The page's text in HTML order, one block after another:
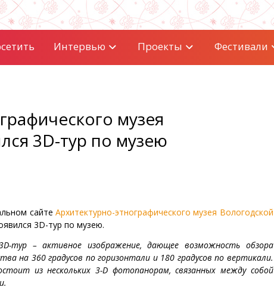
Интервью Проекты Фестивали
музея
3D-тур по музею
сайте Архитектурно-этнографического музея Вологодской
3D-тур по музею.
тур – активное изображение, дающее возможность обзора
на 360 градусов по горизонтали и 180 градусов по вертикали.
из нескольких 3-D фотопанорам, связанных между собой